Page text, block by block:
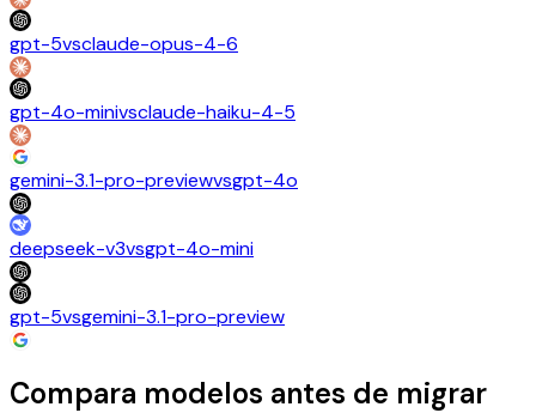
gpt-5vsclaude-opus-4-6
gpt-4o-minivsclaude-haiku-4-5
gemini-3.1-pro-previewvsgpt-4o
deepseek-v3vsgpt-4o-mini
gpt-5vsgemini-3.1-pro-preview
Compara modelos antes de migrar